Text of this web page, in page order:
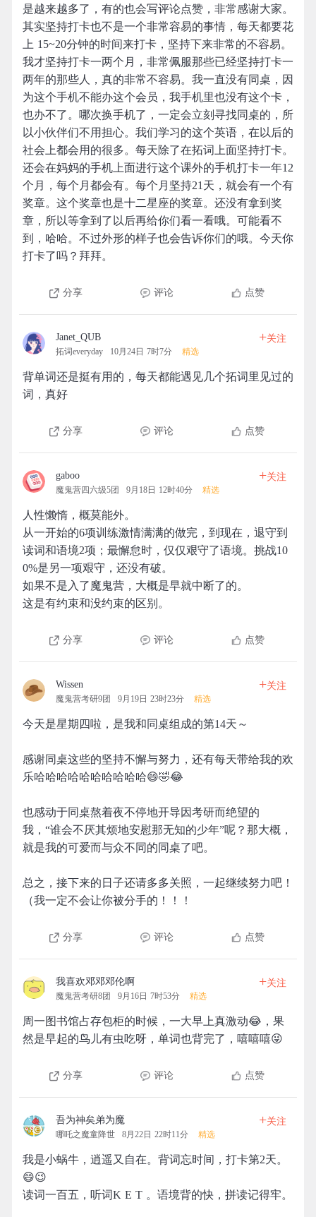
是越来越多了，有的也会写评论点赞，非常感谢大家。
其实坚持打卡也不是一个非常容易的事情，每天都要花
上 15~20分钟的时间来打卡，坚持下来非常的不容易。
我才坚持打卡一两个月，非常佩服那些已经坚持打卡一
两年的那些人，真的非常不容易。我一直没有同桌，因
为这个手机不能办这个会员，我手机里也没有这个卡，
也办不了。哪次换手机了，一定会立刻寻找同桌的，所
以小伙伴们不用担心。我们学习的这个英语，在以后的
社会上都会用的很多。每天除了在拓词上面坚持打卡。
还会在妈妈的手机上面进行这个课外的手机打卡一年12
个月，每个月都会有。每个月坚持21天，就会有一个有
奖章。这个奖章也是十二星座的奖章。还没有拿到奖
章，所以等拿到了以后再给你们看一看哦。可能看不
到，哈哈。不过外形的样子也会告诉你们的哦。今天你
打卡了吗？拜拜。
分享 评论 点赞
Janet_QUB
拓词everyday 10月24日 7时7分 精选
+关注
背单词还是挺有用的，每天都能遇见几个拓词里见过的
词，真好
分享 评论 点赞
gaboo
魔鬼营四六级5团 9月18日 12时40分 精选
+关注
人性懒惰，概莫能外。
从一开始的6项训练激情满满的做完，到现在，退守到
读词和语境2项；最懈怠时，仅仅艰守了语境。挑战10
0%是另一项艰守，还没有破。
如果不是入了魔鬼营，大概是早就中断了的。
这是有约束和没约束的区别。
分享 评论 点赞
Wissen
魔鬼营考研9团 9月19日 23时23分 精选
+关注
今天是星期四啦，是我和同桌组成的第14天～
感谢同桌这些的坚持不懈与努力，还有每天带给我的欢
乐哈哈哈哈哈哈哈哈哈哈😄🤣😂
也感动于同桌熬着夜不停地开导因考研而绝望的
我，“谁会不厌其烦地安慰那无知的少年”呢？那大概，
就是我的可爱而与众不同的同桌了吧。
总之，接下来的日子还请多多关照，一起继续努力吧！
（我一定不会让你被分手的！！！
分享 评论 点赞
我喜欢邓邓邓伦啊
魔鬼营考研8团 9月16日 7时53分 精选
+关注
周一图书馆占存包柜的时候，一大早上真激动😂，果
然是早起的鸟儿有虫吃呀，单词也背完了，嘻嘻嘻😜
分享 评论 点赞
吾为神矣弟为魔
哪吒之魔童降世 8月22日 22时11分 精选
+关注
我是小蜗牛，逍遥又自在。背词忘时间，打卡第2天。
😄😉
读词一百五，听词K E T 。语境背的快，拼读记得牢。